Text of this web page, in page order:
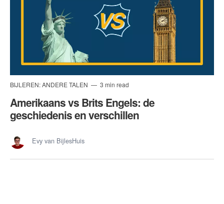
BIJLEREN: ANDERE TALEN 3 min read
Amerikaans vs Brits Engels: de
geschiedenis en verschillen
Evy van BijlesHuis